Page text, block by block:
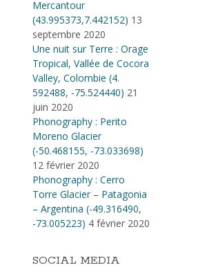
Mercantour
(43.995373,7.442152) 13
septembre 2020
Une nuit sur Terre : Orage
Tropical, Vallée de Cocora
Valley, Colombie (4​.​
592488, -75​.​524440) 21
juin 2020
Phonography : Perito
Moreno Glacier
(-50.468155, -73.033698)
12 février 2020
Phonography : Cerro
Torre Glacier – Patagonia
– Argentina (-49.316490,
-73.005223) 4 février 2020
SOCIAL MEDIA